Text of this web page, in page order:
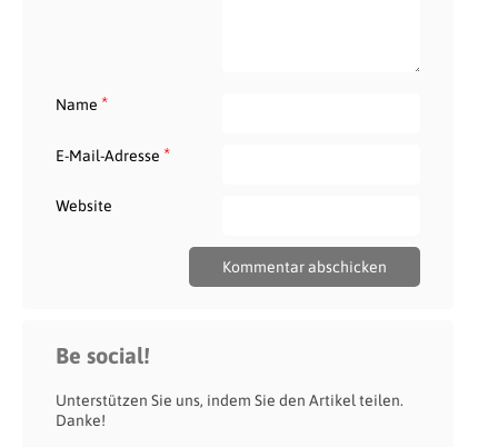
Name *
E-Mail-Adresse *
Website
Be social!
Unterstützen Sie uns, indem Sie den Artikel teilen.
Danke!